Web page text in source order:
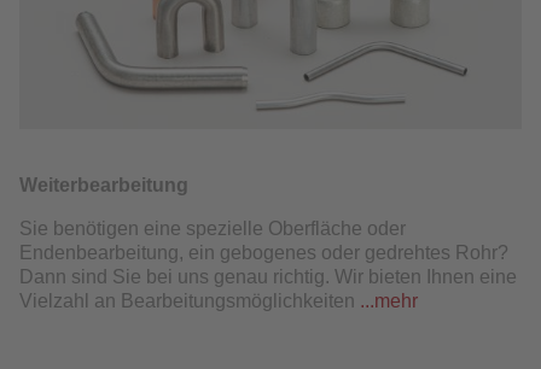
Weiterbearbeitung
Sie benötigen eine spezielle Oberfläche oder
Endenbearbeitung, ein gebogenes oder gedrehtes Rohr?
Dann sind Sie bei uns genau richtig. Wir bieten Ihnen eine
Vielzahl an Bearbeitungsmöglichkeiten ...mehr